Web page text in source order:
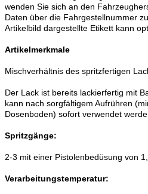
wenden Sie sich an den
Daten über die Fahrgestellnummer
Artikelbild dargestellte Etikett kann
Artikelmerkmale
Mischverhältnis des spritzfertigen
Der Lack ist bereits lackierfertig mit
kann nach sorgfältigem Aufrühren
Dosenboden) sofort verwendet
Spritzgänge:
2-3 mit einer Pistolenbedüsung von
Verarbeitungstemperatur: